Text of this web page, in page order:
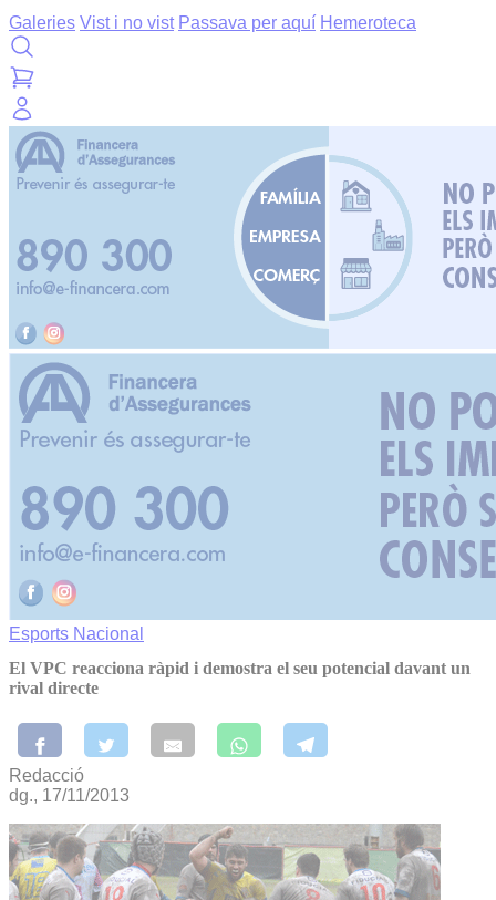
Galeries Vist i no vist Passava per aquí Hemeroteca
Esports Nacional
El VPC reacciona ràpid i demostra el seu potencial davant un
rival directe
Redacció
dg., 17/11/2013